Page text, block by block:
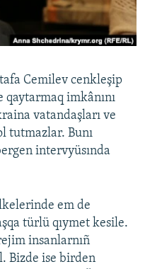
Cemilev cenkleşip
qaytarmaq imkânını
vatandaşları ve
tutmazlar. Bunı
intervyüsında
em de
türlü qıymet kesile.
insanlarnıñ
Bizde ise birden